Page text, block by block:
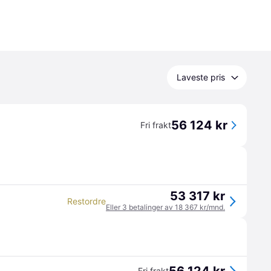
Laveste pris
Fri frakt56 124 kr
Restordre 53 317 kr
Eller 3 betalinger av 18 367 kr/mnd.